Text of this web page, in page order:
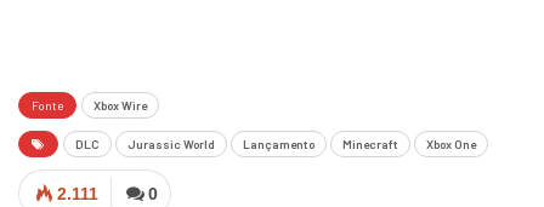
Fonte Xbox Wire
DLC Jurassic World Lançamento Minecraft Xbox One
0
2.111